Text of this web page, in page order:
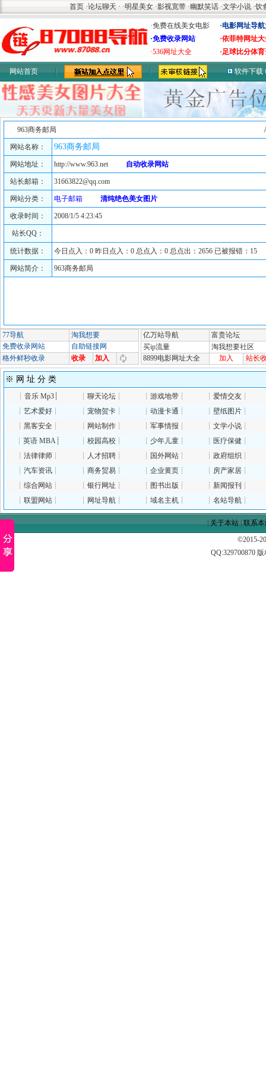
首页 ·论坛聊天 · ·明星美女 ·影视宽带 ·幽默笑话 ·文学小说 ·饮
·免费在线美女电影
·电影网址导
·免费收录网站
·依菲特网址
·536网址大全
·足球比分体
网站首页 软件下载
963商务邮局
网站名称： 963商务邮局
网站地址： http://www.963.net 自动收录网站
站长邮箱： 31663822@qq.com
网站分类： 电子邮箱 清纯绝色美女图片
收录时间： 2008/1/5 4:23:45
站长QQ：
统计数据： 今日点入：0 昨日点入：0 总点入：0 总点出：2656 已被报错：15
网站简介： 963商务邮局
※ 网 址 分 类
┊ 音乐 Mp3 ┊ ┊ 聊天论坛 ┊ ┊ 游戏地带 ┊ ┊ 爱情交友 ┊
┊ 艺术爱好┊ ┊ 宠物贺卡 ┊ ┊ 动漫卡通 ┊ ┊ 壁纸图片 ┊
┊ 黑客安全 ┊ ┊ 网站制作 ┊ ┊ 军事情报 ┊ ┊ 文学小说 ┊
┊ 英语 MBA┊ ┊ 校园高校 ┊ ┊ 少年儿童 ┊ ┊ 医疗保健 ┊
┊ 法律律师┊ ┊ 人才招聘 ┊ ┊ 国外网站 ┊ ┊ 政府组织 ┊
┊ 汽车资讯┊ ┊ 商务贸易 ┊ ┊ 企业黄页 ┊ ┊ 房产家居 ┊
┊ 综合网站┊ ┊ 银行网址 ┊ ┊ 图书出版 ┊ ┊ 新闻报刊 ┊
┊ 联盟网站┊ ┊ 网址导航 ┊ ┊ 域名主机 ┊ ┊ 名站导航 ┊
|关于本站|联系
©2015-
QQ:329700870 版